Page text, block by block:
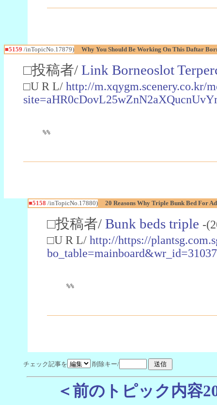
■5159 /inTopicNo.17879) Why You Should Be Working On This Daftar
□投稿者/ Link Borneoslot
□U R L/ http://m.xqygm.scenery.co.kr/
%%
■5158 /inTopicNo.17880) 20 Reasons Why Triple Bunk Bed For
□投稿者/ Bunk beds triple -
□U R L/ http://https://
%%
チェック記事を 削除キー/
＜前のトピック内容